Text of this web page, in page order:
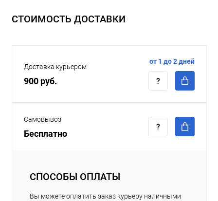
СТОИМОСТЬ ДОСТАВКИ
Доставка курьером
900 руб.
от 1 до 2 дней
Самовывоз
Бесплатно
СПОСОБЫ ОПЛАТЫ
Вы можете оплатить заказ курьеру наличными